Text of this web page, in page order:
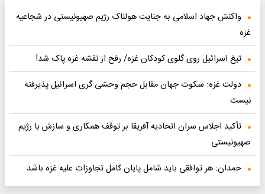
واکنش جهاد اسلامی به جنایت هولناک رژیم صهیونیستی در شجاعیه
غزه
تیغ اسرائیل روی گلوی کودکان غزه/ رفح از نقشه غزه پاک شد!
دولت غزه: سکوت جهان مقابل حجم وحشی گری اسرائیل پذیرفته
نیست
تأکید اجلاس سران اتحادیه آفریقا بر توقف همکاری و سازش با رژیم
صهیونیستی
حمدان: هر توافقی باید شامل پایان کامل تجاوزات علیه غزه باشد